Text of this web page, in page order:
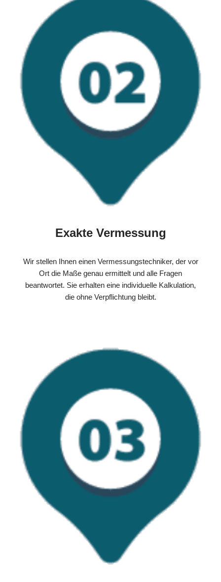
Exakte Vermessung
Wir stellen Ihnen einen Vermessungstechniker, der vor
Ort die Maße genau ermittelt und alle Fragen
beantwortet. Sie erhalten eine individuelle Kalkulation,
die ohne Verpflichtung bleibt.